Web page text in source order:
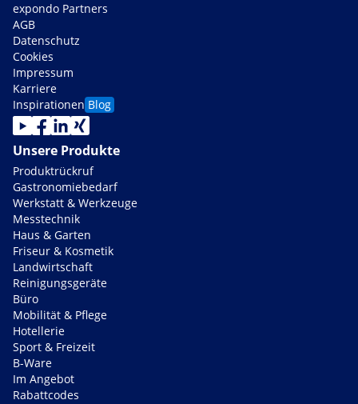
expondo Partners
AGB
Datenschutz
Cookies
Impressum
Karriere
Inspirationen Blog
Unsere Produkte
Produktrückruf
Gastronomiebedarf
Werkstatt & Werkzeuge
Messtechnik
Haus & Garten
Friseur & Kosmetik
Landwirtschaft
Reinigungsgeräte
Büro
Mobilität & Pflege
Hotellerie
Sport & Freizeit
B-Ware
Im Angebot
Rabattcodes